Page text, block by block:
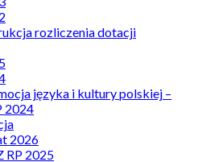
rozliczenia dotacji
języka i kultury polskiej –
2024
2026
RP 2025